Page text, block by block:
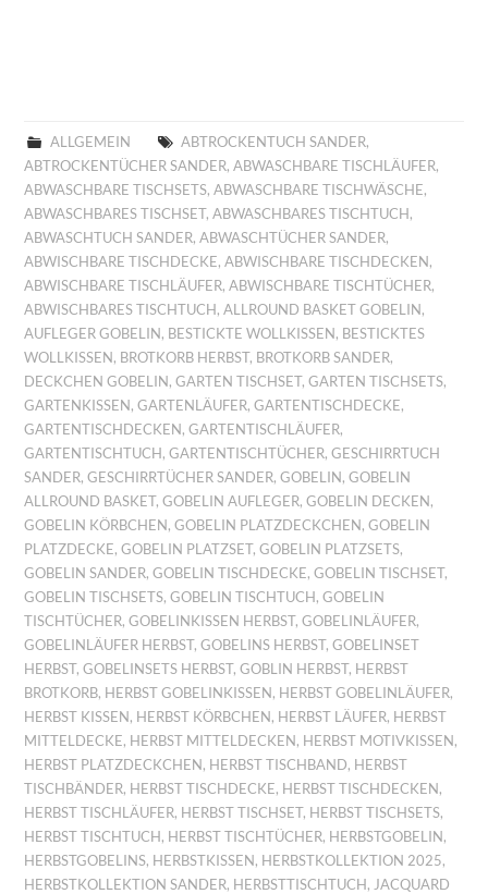
ALLGEMEIN ABTROCKENTUCH SANDER,
ABTROCKENTÜCHER SANDER,ABWASCHBARE TISCHLÄUFER,
ABWASCHBARE TISCHSETS,ABWASCHBARE TISCHWÄSCHE,
ABWASCHBARES TISCHSET,ABWASCHBARES TISCHTUCH,
ABWASCHTUCH SANDER,ABWASCHTÜCHER SANDER,
ABWISCHBARE TISCHDECKE,ABWISCHBARE TISCHDECKEN,
ABWISCHBARE TISCHLÄUFER,ABWISCHBARE TISCHTÜCHER,
ABWISCHBARES TISCHTUCH,ALLROUND BASKET GOBELIN,
AUFLEGER GOBELIN, BESTICKTE WOLLKISSEN, BESTICKTES
WOLLKISSEN, BROTKORB HERBST, BROTKORB SANDER,
DECKCHEN GOBELIN,GARTEN TISCHSET,GARTEN TISCHSETS,
GARTENKISSEN,GARTENLÄUFER,GARTENTISCHDECKE,
GARTENTISCHDECKEN,GARTENTISCHLÄUFER,
GARTENTISCHTUCH,GARTENTISCHTÜCHER,GESCHIRRTUCH
SANDER,GESCHIRRTÜCHER SANDER,GOBELIN,GOBELIN
ALLROUND BASKET,GOBELIN AUFLEGER,GOBELIN DECKEN,
GOBELIN KÖRBCHEN,GOBELIN PLATZDECKCHEN,GOBELIN
PLATZDECKE,GOBELIN PLATZSET,GOBELIN PLATZSETS,
GOBELIN SANDER,GOBELIN TISCHDECKE,GOBELIN TISCHSET,
GOBELIN TISCHSETS,GOBELIN TISCHTUCH,GOBELIN
TISCHTÜCHER,GOBELINKISSEN HERBST,GOBELINLÄUFER,
GOBELINLÄUFER HERBST,GOBELINS HERBST,GOBELINSET
HERBST,GOBELINSETS HERBST,GOBLIN HERBST, HERBST
BROTKORB, HERBST GOBELINKISSEN, HERBST GOBELINLÄUFER,
HERBST KISSEN, HERBST KÖRBCHEN, HERBST LÄUFER, HERBST
MITTELDECKE, HERBST MITTELDECKEN, HERBST MOTIVKISSEN,
HERBST PLATZDECKCHEN, HERBST TISCHBAND, HERBST
TISCHBÄNDER, HERBST TISCHDECKE, HERBST TISCHDECKEN,
HERBST TISCHLÄUFER, HERBST TISCHSET, HERBST TISCHSETS,
HERBST TISCHTUCH, HERBST TISCHTÜCHER, HERBSTGOBELIN,
HERBSTGOBELINS, HERBSTKISSEN, HERBSTKOLLEKTION 2025,
HERBSTKOLLEKTION SANDER, HERBSTTISCHTUCH, JACQUARD